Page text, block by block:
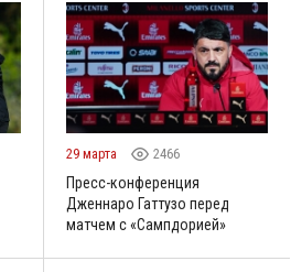
29 марта 2466
Пресс-конференция
Дженнаро Гаттузо перед
матчем с «Сампдорией»